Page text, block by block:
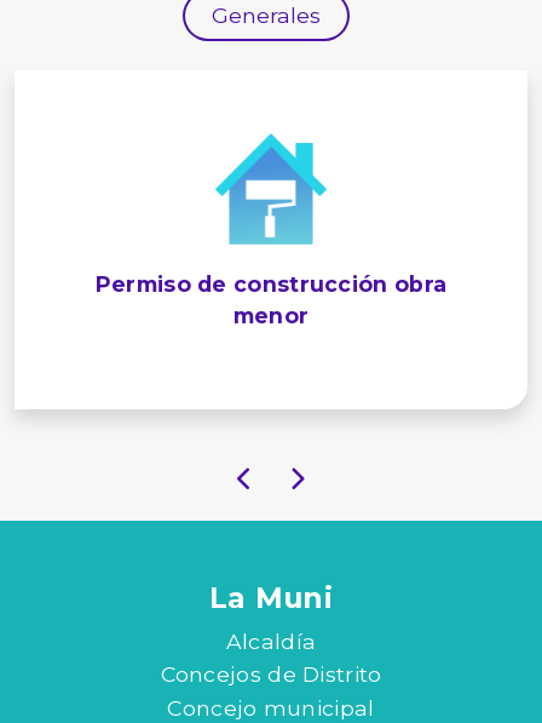
Generales
Permiso de construcción obra
menor
La Muni
Alcaldía
Concejos de Distrito
Concejo municipal